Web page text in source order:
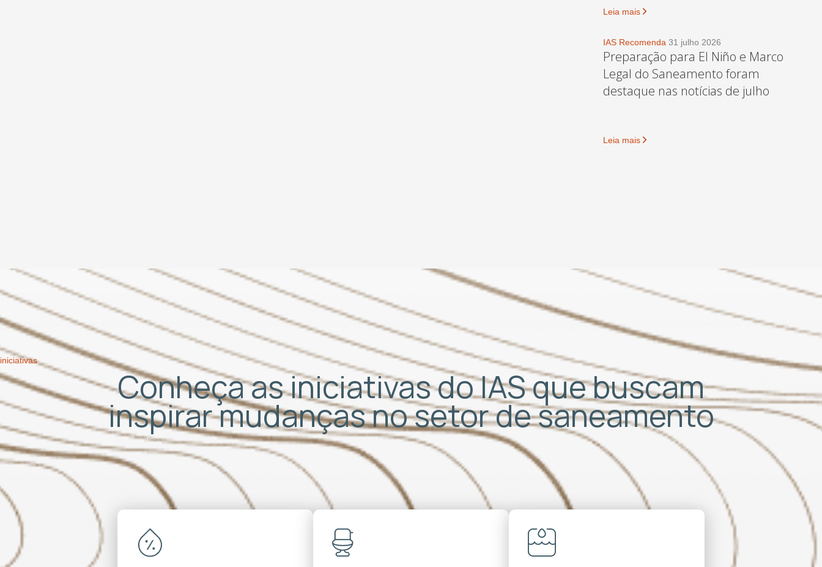
Leia mais
IAS Recomenda 31 julho 2026
Preparação para El Niño e Marco
Legal do Saneamento foram
destaque nas notícias de julho
Leia mais
iniciativas
Conheça as iniciativas do IAS que buscam
inspirar mudanças no setor de saneamento